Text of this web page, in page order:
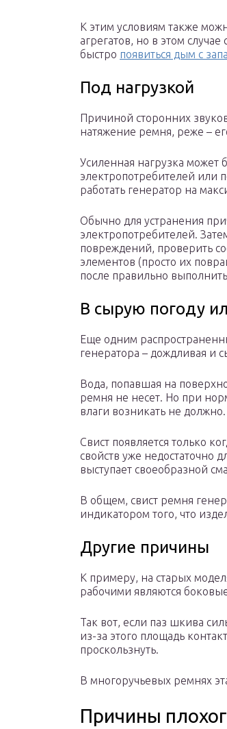
К этим условиям также
агрегатов, но в этом
быстро появиться дым с
Под нагрузкой
Причиной сторонних
натяжение ремня, реже –
Усиленная нагрузка
электропотребителей или
работать генератор на
Обычно для устранения
электропотребителей.
повреждений, проверить
элементов (просто их
после правильно
В сырую погоду
Еще одним
генератора – дождливая и
Вода, попавшая на
ремня не несет. Но при
влаги возникать не должно.
Свист появляется только
свойств уже недостаточно
выступает своеобразной
В общем, свист ремня
индикатором того, что
Другие причины
К примеру, на старых
рабочими являются
Так вот, если паз шкива
из-за этого площадь
проскользнуть.
В многоручьевых ремнях
Причины